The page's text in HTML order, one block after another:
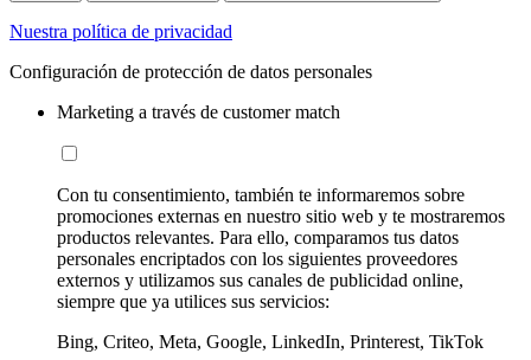
Nuestra política de privacidad
Configuración de protección de datos personales
Marketing a través de customer match
Con tu consentimiento, también te informaremos sobre
promociones externas en nuestro sitio web y te mostraremos
productos relevantes. Para ello, comparamos tus datos
personales encriptados con los siguientes proveedores
externos y utilizamos sus canales de publicidad online,
siempre que ya utilices sus servicios:
Bing, Criteo, Meta, Google, LinkedIn, Printerest, TikTok